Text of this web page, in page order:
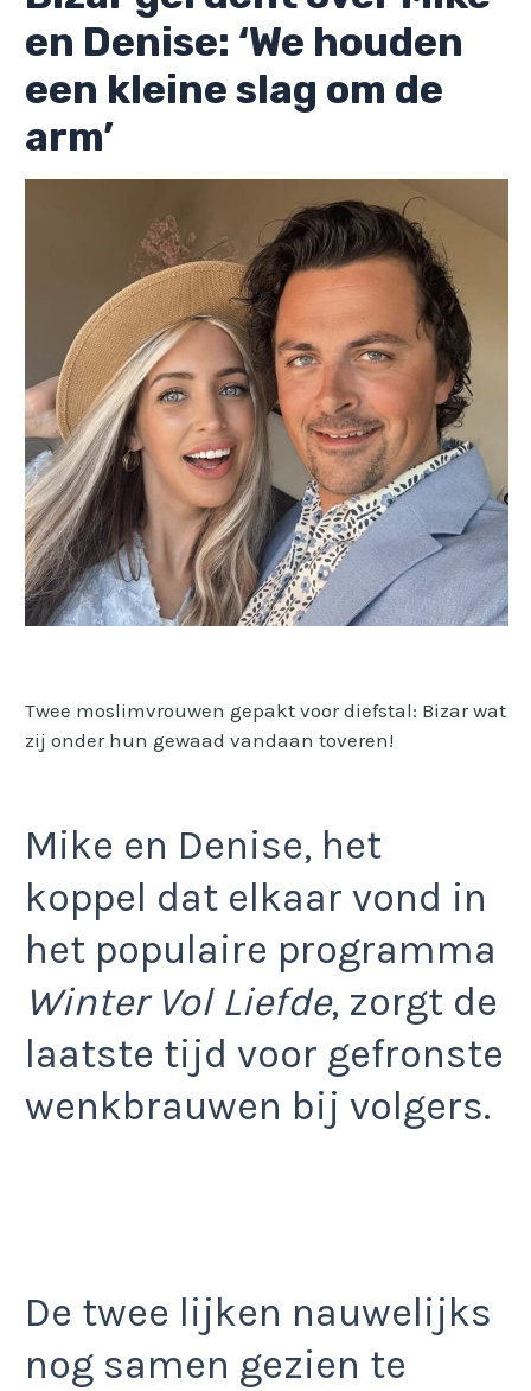
en Denise: ‘We houden
een kleine slag om de
arm’
Twee moslimvrouwen gepakt voor diefstal: Bizar wat
zij onder hun gewaad vandaan toveren!
Mike en Denise, het
koppel dat elkaar vond in
het populaire programma
Winter Vol Liefde, zorgt de
laatste tijd voor gefronste
wenkbrauwen bij volgers.
De twee lijken nauwelijks
nog samen gezien te